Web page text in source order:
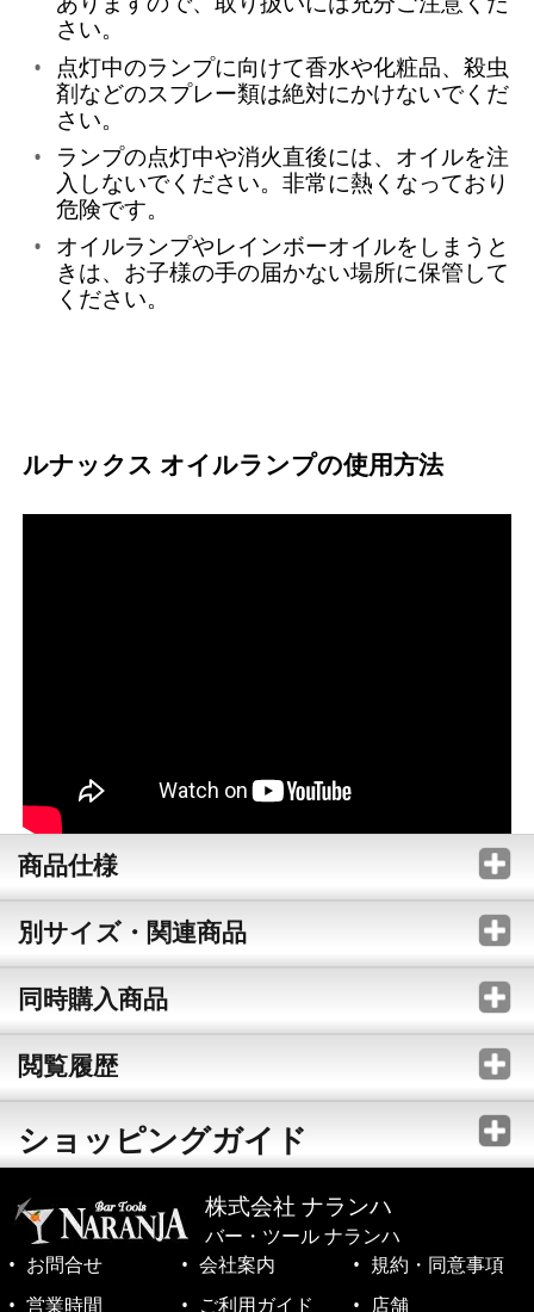
さい。
点灯中のランプに向けて香水や化粧品、殺虫
剤などのスプレー類は絶対にかけないでくだ
さい。
ランプの点灯中や消火直後には、オイルを注
入しないでください。非常に熱くなっており
危険です。
オイルランプやレインボーオイルをしまうと
きは、お子様の手の届かない場所に保管して
ください。
ルナックス オイルランプの使用方法
商品仕様
別サイズ・関連商品
同時購入商品
閲覧履歴
ショッピングガイド
株式会社 ナランハ
バー・ツール ナランハ
お問合せ
会社案内
規約・同意事項
営業時間
ご利用ガイド 店舗